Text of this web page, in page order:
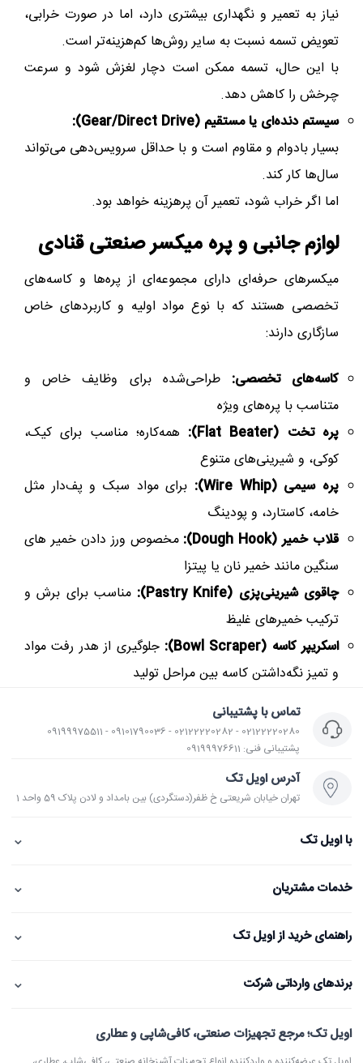
نیاز به تعمیر و نگهداری بیشتری دارد، اما در صورت خرابی،
تعویض تسمه نسبت به سایر روش‌ها کم‌هزینه‌تر است.
با این حال، تسمه ممکن است دچار لغزش شود و سرعت
چرخش را کاهش دهد.
سیستم دنده‌ای یا مستقیم (Gear/Direct Drive):
بسیار بادوام و مقاوم است و با حداقل سرویس‌دهی می‌تواند
سال‌ها کار کند.
اما اگر خراب شود، تعمیر آن پرهزینه خواهد بود.
لوازم جانبی و پره میکسر صنعتی قنادی
میکسرهای حرفه‌ای دارای مجموعه‌ای از پره‌ها و کاسه‌های
تخصصی هستند که با نوع مواد اولیه و کاربردهای خاص
سازگاری دارند:
کاسه‌های تخصصی: طراحی‌شده برای وظایف خاص و
متناسب با پره‌های ویژه
پره تخت (Flat Beater):
همه‌کاره؛ مناسب برای کیک،
کوکی، و شیرینی‌های متنوع
پره سیمی (Wire Whip):
برای مواد سبک و پف‌دار مثل
خامه، کاستارد، و پودینگ
قلاب خمیر (Dough Hook):
مخصوص ورز دادن خمیر های
سنگین مانند خمیر نان یا پیتزا
چاقوی شیرینی‌پزی (Pastry Knife):
مناسب برای برش و
ترکیب خمیرهای غلیظ
اسکریپر کاسه (Bowl Scraper):
جلوگیری از هدر رفت مواد
و تمیز نگه‌داشتن کاسه بین مراحل تولید
تماس با پشتیبانی
02122220280 - 02122220282 - 09101790036 - 09199975511
پشتیبانی فنی: 09199976611
آدرس اویل تک
تهران خیابان شریعتی خ ظفر(دستگردی) بین بامداد و لادن پلاک 59 واحد 1
با اویل تک ⌄
خدمات مشتریان ⌄
راهنمای خرید از اویل تک ⌄
برندهای وارداتی شرکت ⌄
اویل تک؛ مرجع تجهیزات صنعتی، کافی‌شاپی و عطاری